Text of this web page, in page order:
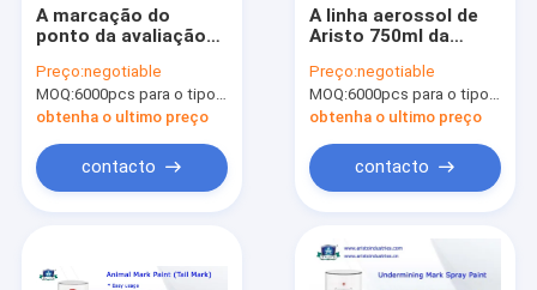
Tinta à base de água
Pulverizador da limpeza do carro
Auto produtos do cuidado
Líquido de limpeza do agregado familiar
A marcação do
ponto da avaliação
pintura 500ml de
marcação preta
vermelha verde azul
Preço:negotiable
MOQ:6000pcs para o tipo de Aristo, 15000pcs para o tipo do cliente
obtenha o ultimo preço
contacto
A linha aerossol de
Aristo 750ml da
pode alinhar a
pintura à pistola da
marcação para a
Preço:negotiable
MOQ:6000pcs para o tipo de Aristo, 15000pcs para o tipo do cliente
obtenha o ultimo preço
contacto